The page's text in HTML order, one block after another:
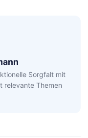
Sorgfalt mit
relevante Themen